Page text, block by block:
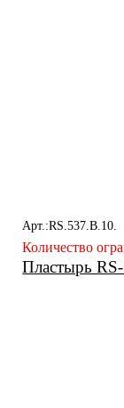
Арт.:RS.537.B.10.
Количество
Пластырь